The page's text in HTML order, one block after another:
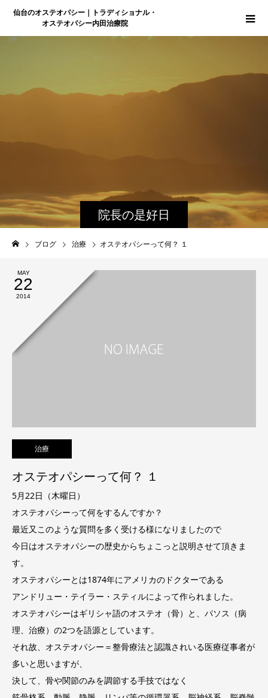
仙台のオステオパシー｜トラディショナル・
オステオパシー内田治療院
院長の是好日
ブログ 治療 オステオパシーって何？ １
MAY
22
2014
治療
オステオパシーって何？ １
5月22日（木曜日）
オステオパシーって何をするんですか？
最近又このような質問を多く受ける様になりましたので
今日はオステオパシーの歴史からちょこっと説明させて頂きま
す。
オステオパシーとは1874年にアメリカのドクターである
アンドリュー・テイラー・スティルによって作られました。
オステオパシーはギリシャ語のオステオ（骨）と、パソス（病
理、治療）の2つを語源としています。
それ故、オステオパシー＝整骨療法と認識されいる医療従事者が
多いと思いますが、
決して、骨や関節のみを調節する手技ではなく